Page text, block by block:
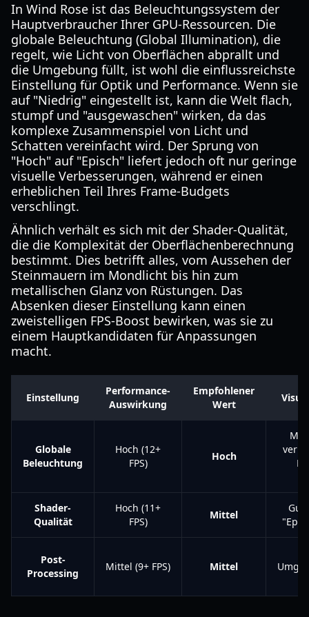
In Wind Rose ist das Beleuchtungssystem der
Hauptverbraucher Ihrer GPU-Ressourcen. Die
globale Beleuchtung (Global Illumination), die
regelt, wie Licht von Oberflächen abprallt und
die Umgebung füllt, ist wohl die einflussreichste
Einstellung für Optik und Performance. Wenn sie
auf "Niedrig" eingestellt ist, kann die Welt flach,
stumpf und "ausgewaschen" wirken, da das
komplexe Zusammenspiel von Licht und
Schatten vereinfacht wird. Der Sprung von
"Hoch" auf "Episch" liefert jedoch oft nur geringe
visuelle Verbesserungen, während er einen
erheblichen Teil Ihres Frame-Budgets
verschlingt.
Ähnlich verhält es sich mit der Shader-Qualität,
die die Komplexität der Oberflächenberechnung
bestimmt. Dies betrifft alles, vom Aussehen der
Steinmauern im Mondlicht bis hin zum
metallischen Glanz von Rüstungen. Das
Absenken dieser Einstellung kann einen
zweistelligen FPS-Boost bewirken, was sie zu
einem Hauptkandidaten für Anpassungen
macht.
Einstellung
Performance-
Auswirkung
Empfohlener
Wert
Globale
Beleuchtung
Hoch (12+
FPS)
Hoch
Shader-
Qualität
Hoch (11+
FPS)
Mittel
Post-
Processing
Mittel (9+ FPS) Mittel